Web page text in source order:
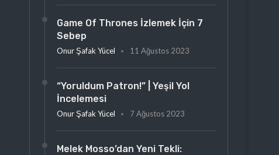
Game Of Thrones İzlemek İçin 7
Sebep
Onur Şafak Yücel 11 Ağustos 2023
“Yoruldum Patron!” | Yeşil Yol
İncelemesi
Onur Şafak Yücel 7 Ağustos 2023
Melek Mosso’dan Yeni Tekli: